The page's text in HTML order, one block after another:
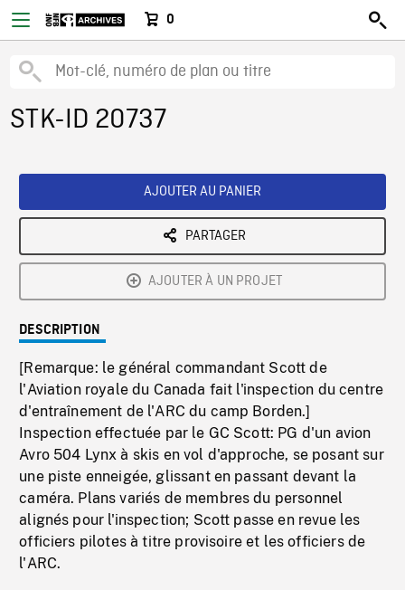
0
STK-ID 20737
AJOUTER AU PANIER
PARTAGER
AJOUTER À UN PROJET
DESCRIPTION
[Remarque: le général commandant Scott de
l'Aviation royale du Canada fait l'inspection du centre
d'entraînement de l'ARC du camp Borden.]
Inspection effectuée par le GC Scott: PG d'un avion
Avro 504 Lynx à skis en vol d'approche, se posant sur
une piste enneigée, glissant en passant devant la
caméra. Plans variés de membres du personnel
alignés pour l'inspection; Scott passe en revue les
officiers pilotes à titre provisoire et les officiers de
l'ARC.